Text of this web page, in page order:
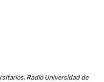
Radio Universidad de